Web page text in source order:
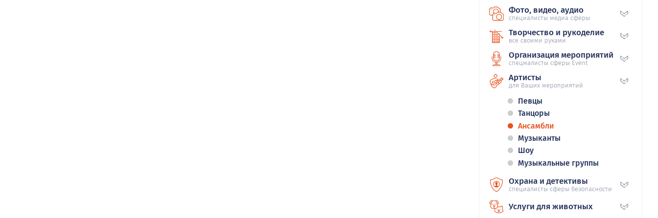
Фото, видео, аудио
специалисты медиа сферы
Творчество и рукоделие
все своими руками
Организация мероприятий
спецмалисты сферы Event
Артисты
для Ваших мероприятий
Певцы
Танцоры
Ансамбли
Музыканты
Шоу
Музыкальные группы
Охрана и детективы
специалисты сферы безопасности
Услуги для животных